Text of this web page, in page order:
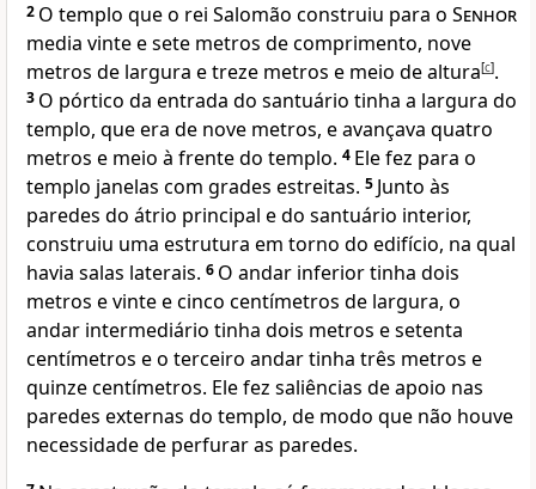
2 O templo que o rei Salomão construiu para o Senhor
media vinte e sete metros de comprimento, nove
metros de largura e treze metros e meio de altura[c].
3 O pórtico da entrada do santuário tinha a largura do
templo, que era de nove metros, e avançava quatro
metros e meio à frente do templo. 4 Ele fez para o
templo janelas com grades estreitas. 5 Junto às
paredes do átrio principal e do santuário interior,
construiu uma estrutura em torno do edifício, na qual
havia salas laterais. 6 O andar inferior tinha dois
metros e vinte e cinco centímetros de largura, o
andar intermediário tinha dois metros e setenta
centímetros e o terceiro andar tinha três metros e
quinze centímetros. Ele fez saliências de apoio nas
paredes externas do templo, de modo que não houve
necessidade de perfurar as paredes.